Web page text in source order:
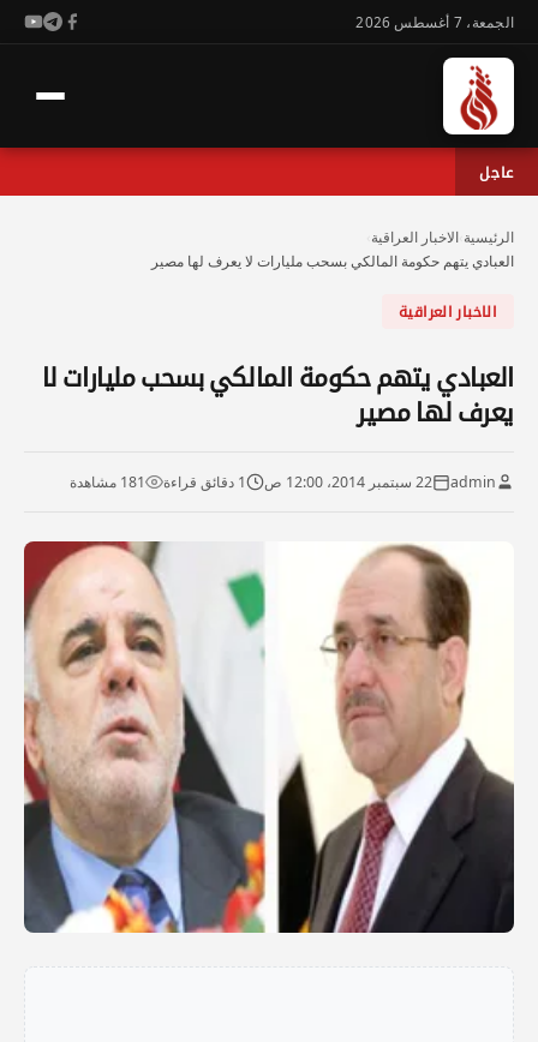
الجمعة، 7 أغسطس 2026
عاجل
الرئيسية الاخبار العراقية
العبادي يتهم حكومة المالكي بسحب مليارات لا يعرف لها مصير
الاخبار العراقية
العبادي يتهم حكومة المالكي بسحب مليارات لا
يعرف لها مصير
admin 22 سبتمبر 2014، 12:00 ص 1 دقائق قراءة 181 مشاهدة